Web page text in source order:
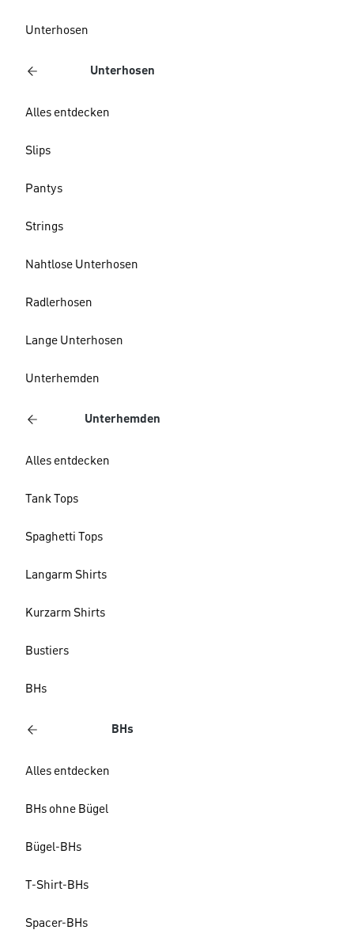
Unterhosen
Unterhosen
Alles entdecken
Slips
Pantys
Strings
Nahtlose Unterhosen
Radlerhosen
Lange Unterhosen
Unterhemden
Unterhemden
Alles entdecken
Tank Tops
Spaghetti Tops
Langarm Shirts
Kurzarm Shirts
Bustiers
BHs
BHs
Alles entdecken
BHs ohne Bügel
Bügel-BHs
T-Shirt-BHs
Spacer-BHs